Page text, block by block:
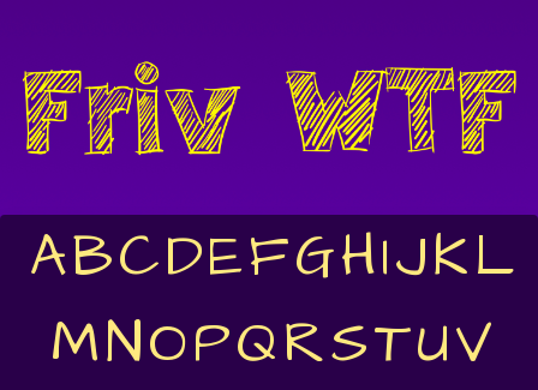
ABCDEFGHIJKL
MNOPQRSTUV